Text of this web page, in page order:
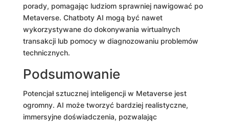
porady, pomagając ludziom sprawniej nawigować po
Metaverse. Chatboty AI mogą być nawet
wykorzystywane do dokonywania wirtualnych
transakcji lub pomocy w diagnozowaniu problemów
technicznych.
Podsumowanie
Potencjał sztucznej inteligencji w Metaverse jest
ogromny. AI może tworzyć bardziej realistyczne,
immersyjne doświadczenia, pozwalając